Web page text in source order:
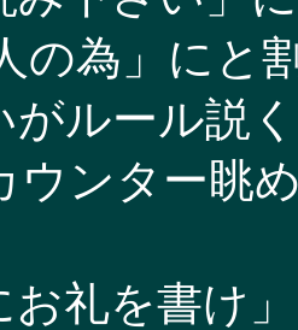
の為」にと
がルール説
ウンター眺
お礼を書け